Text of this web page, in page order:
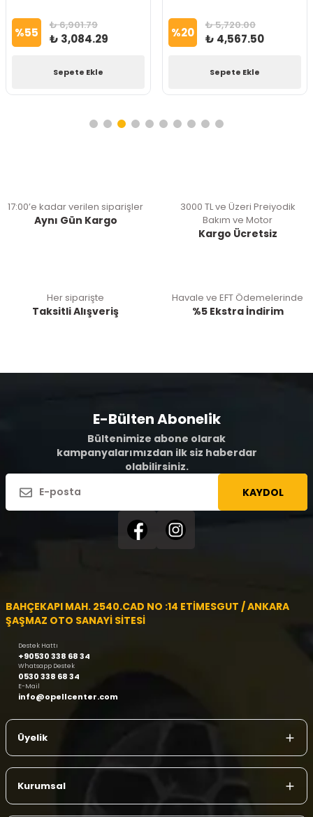
%55 ₺ 6,901.79
₺ 3,084.29
Sepete Ekle
%20 ₺ 5,720.00
₺ 4,567.50
Sepete Ekle
17:00’e kadar verilen siparişler
Aynı Gün Kargo
3000 TL ve Üzeri Preiyodik
Bakım ve Motor
Kargo Ücretsiz
Her siparişte
Taksitli Alışveriş
Havale ve EFT Ödemelerinde
%5 Ekstra İndirim
E-Bülten Abonelik
Bültenimize abone olarak
kampanyalarımızdan ilk siz haberdar
olabilirsiniz.
KAYDOL
BAHÇEKAPI MAH. 2540.CAD NO :14 ETİMESGUT / ANKARA
ŞAŞMAZ OTO SANAYİ SİTESİ
Destek Hattı
+90530 338 68 34
Whatsapp Destek
0530 338 68 34
E-Mail
info@opellcenter.com
Üyelik
Kurumsal